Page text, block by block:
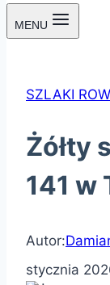
MENU
SZLAKI
Żółty
141 w
Autor:
stycznia